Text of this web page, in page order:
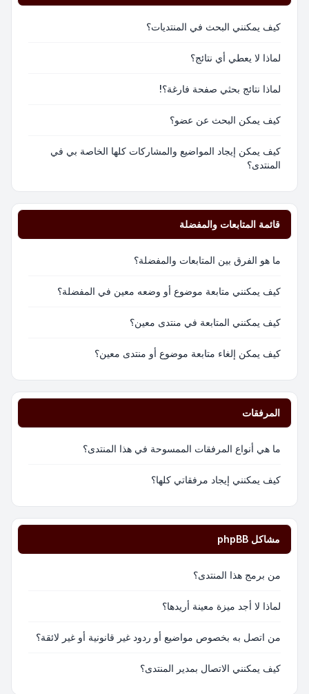
كيف يمكنني البحث في المنتديات؟
لماذا لا يعطي أي نتائج؟
لماذا نتائج بحثي صفحة فارغة؟!
كيف يمكن البحث عن عضو؟
كيف يمكن إيجاد المواضيع والمشاركات كلها الخاصة بي في
المنتدى؟
قائمة المتابعات والمفضلة
ما هو الفرق بين المتابعات والمفضلة؟
كيف يمكنني متابعة موضوع أو وضعه معين في المفضلة؟
كيف يمكنني المتابعة في منتدى معين؟
كيف يمكن إلغاء متابعة موضوع أو منتدى معين؟
المرفقات
ما هي أنواع المرفقات الممسوحة في هذا المنتدى؟
كيف يمكنني إيجاد مرفقاتي كلها؟
مشاكل phpBB
من برمج هذا المنتدى؟
لماذا لا أجد ميزة معينة أريدها؟
من اتصل به بخصوص مواضيع أو ردود غير قانونية أو غير لائقة؟
كيف يمكنني الاتصال بمدير المنتدى؟